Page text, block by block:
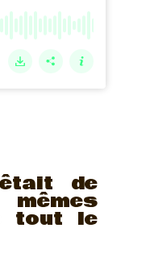
de
tout le